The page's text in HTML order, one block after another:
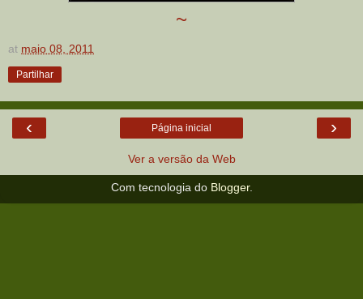
~
at maio 08, 2011
Partilhar
‹ ›
Página inicial
Ver a versão da Web
Com tecnologia do Blogger.